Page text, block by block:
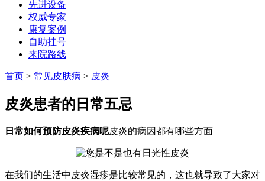
先进设备
权威专家
康复案例
自助挂号
来院路线
首页 > 常见皮肤病 > 皮炎
皮炎患者的日常五忌
日常如何预防皮炎疾病呢皮炎的病因都有哪些方面
在我们的生活中皮炎湿疹是比较常见的，这也就导致了大家对